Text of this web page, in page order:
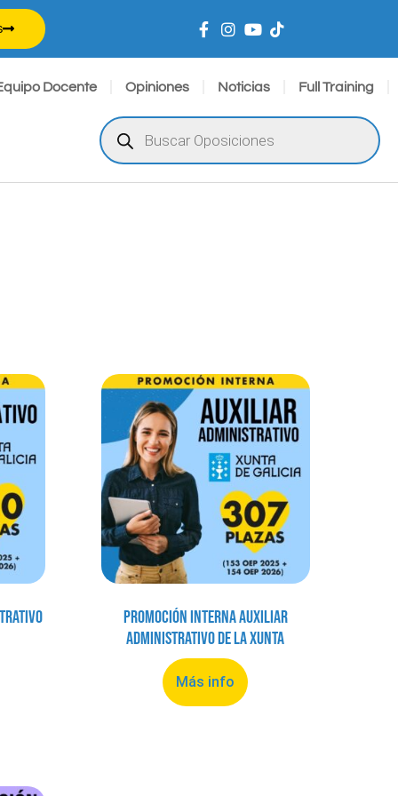
Docente Opiniones Noticias Full Training
Promoción Interna Auxiliar
Administrativo de la Xunta
Más info